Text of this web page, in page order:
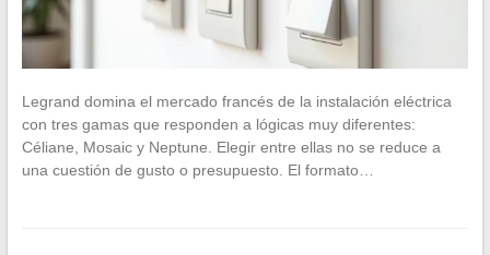
Legrand domina el mercado francés de la instalación eléctrica
con tres gamas que responden a lógicas muy diferentes:
Céliane, Mosaic y Neptune. Elegir entre ellas no se reduce a
una cuestión de gusto o presupuesto. El formato…